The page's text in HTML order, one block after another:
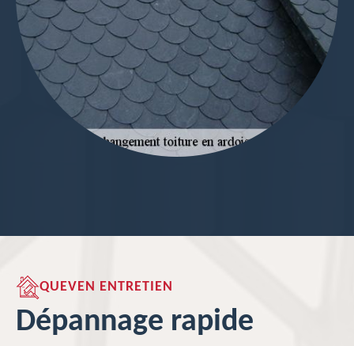
QUEVEN ENTRETIEN
Dépannage rapide